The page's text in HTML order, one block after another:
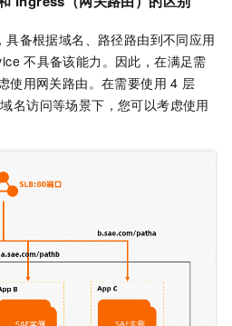
备根据域名、路径路由到不同应用
不具备该能力。因此，在满足需
使用网关路由。在需要使用 4 层
名访问等场景下，您可以考虑使用